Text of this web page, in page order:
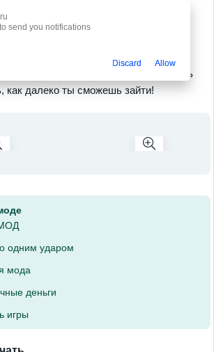
мастером: тебя ждут сезоны и
играй где и когда хочешь. Онлайн-
восстанавливают твою веру в
не забирают её. Пора погружаться с
сам себя не пройдет! Вернись
как далеко ты сможешь зайти!
одним ударом
мода
деньги
игры
send you notifications
Discard Allow